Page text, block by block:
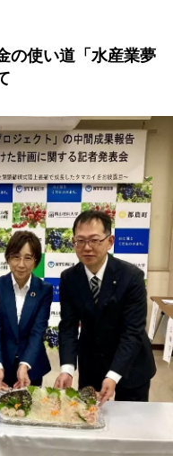
の使い道「水産業夢